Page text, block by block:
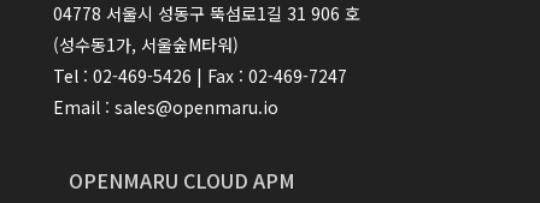
04778 서울시 성동구 뚝섬로1길 31 906 호
(성수동1가, 서울숲M타워)
Tel : 02-469-5426 | Fax : 02-469-7247
Email : sales@openmaru.io
OPENMARU CLOUD APM